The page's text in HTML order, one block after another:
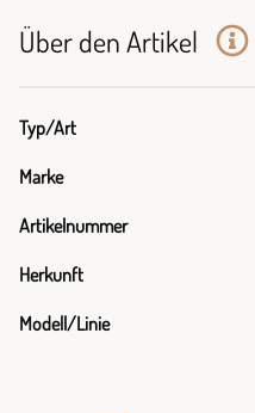
Über den Artikel
Typ/Art
Marke
Artikelnummer
Herkunft
Modell/Linie